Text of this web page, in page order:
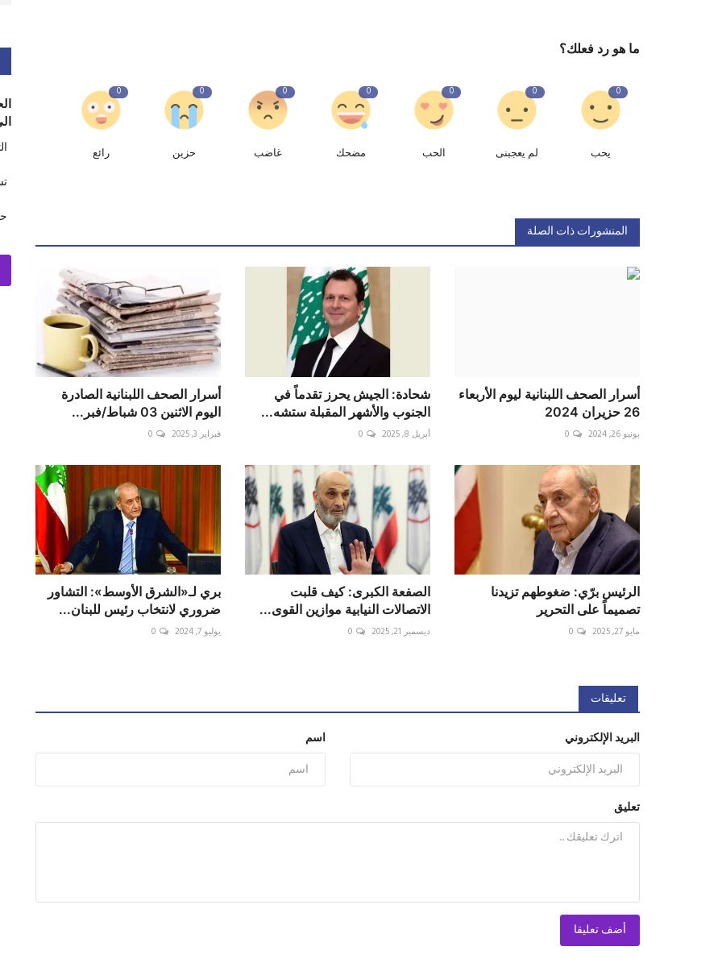
ما هو رد فعلك؟
0
يحب
0
لم يعجبنى
0
الحب
0
مضحك
0
غاضب
0
حزين
0
رائع
المنشورات ذات الصلة
أسرار الصحف اللبنانية ليوم الأربعاء
26 حزيران 2024
يونيو 26, 2024 0
شحادة: الجيش يحرز تقدماً في
الجنوب والأشهر المقبلة ستشه...
أبريل 8, 2025 0
أسرار الصحف اللبنانية الصادرة
اليوم الاثنين 03 شباط/فبر...
فبراير 3, 2025 0
الرئيس برّي: ضغوطهم تزيدنا
تصميماً على التحرير
مايو 27, 2025 0
الصفعة الكبرى: كيف قلبت
الاتصالات النيابية موازين القوى...
ديسمبر 21, 2025 0
بري لـ«الشرق الأوسط»: التشاور
ضروري لانتخاب رئيس للبنان...
يوليو 7, 2024 0
تعليقات
اسم البريد الإلكتروني
تعليق
أضف تعليقا